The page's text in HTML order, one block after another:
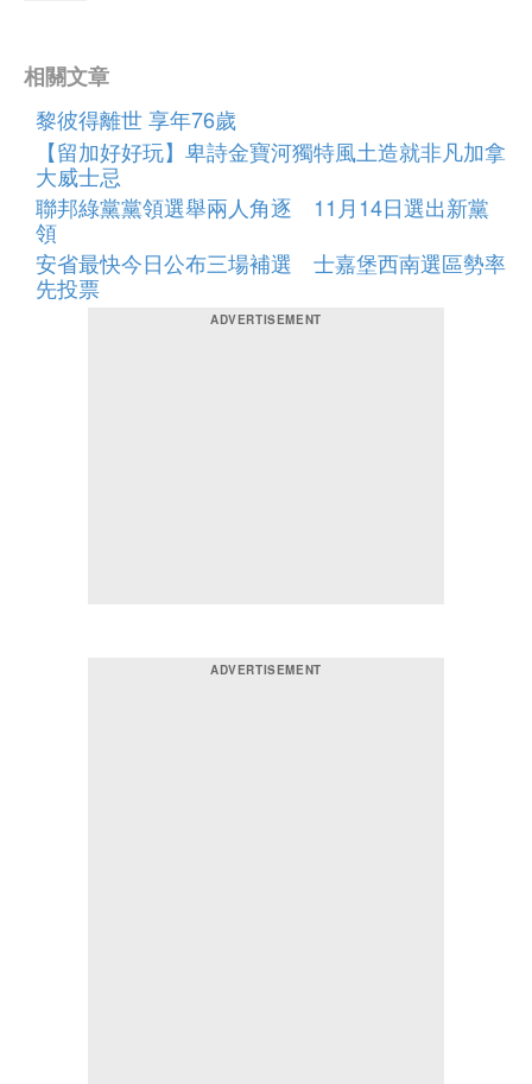
相關文章
黎彼得離世 享年76歲
【留加好好玩】卑詩金寶河獨特風土造就非凡加拿
大威士忌
聯邦綠黨黨領選舉兩人角逐 11月14日選出新黨
領
安省最快今日公布三場補選 士嘉堡西南選區勢率
先投票